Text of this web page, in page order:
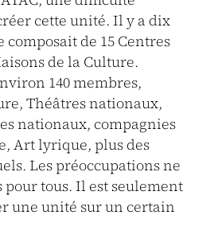
cette unité. Il y a dix
composait de 15 Centres
de la Culture.
140 membres,
Théâtres nationaux,
nationaux, compagnies
Art lyrique, plus des
Les préoccupations ne
pour tous. Il est seulement
une unité sur un certain